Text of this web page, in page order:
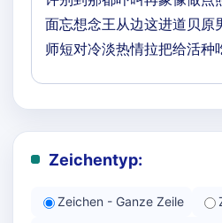
Zeichentyp:
Zeichen - Ganze Zeile